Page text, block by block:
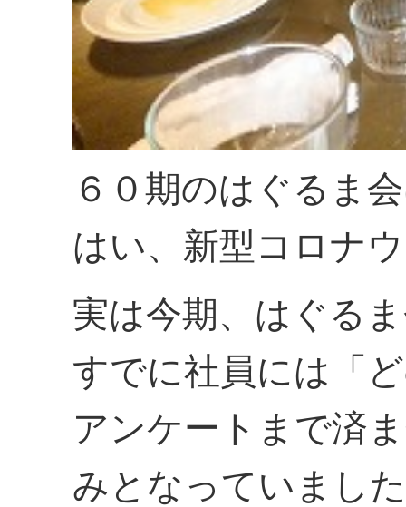
６０期のはぐるま
はい、新型コロナ
実は今期、はぐる
すでに社員には「
アンケートまで済
みとなっていまし